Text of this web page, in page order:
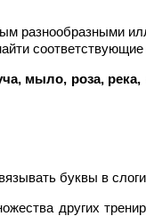
разнообразными
мыло, роза,
буквы в
других